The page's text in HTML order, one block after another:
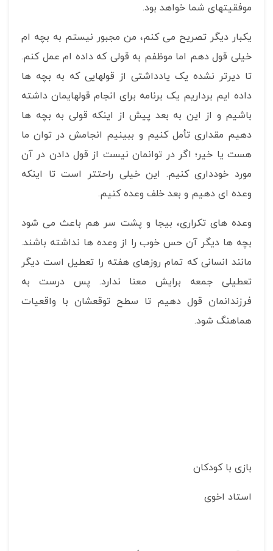
موفقیتهای شما خواهد بود.
یکبار دیگر تصریح می کنم، من مجبور نیستم به بچه ام
خیلی قول دهم اما موظفم به قولی که داده ام عمل کنم.
تا دیرتر نشده یک یادداشتی از قولهایی که به بچه ها
داده ایم برداریم یک برنامه برای انجام قولهایمان داشته
باشیم و از این به بعد پیش از اینکه قولی به بچه ها
دهیم مقداری تأمل کنیم و ببینیم انجامش در توان ما
هست یا خیر؛ اگر در توانمان نیست از قول دادن در آن
مورد خودداری کنیم. این خیلی راحتتر است تا اینکه
وعده ای دهیم و بعد خلف وعده کنیم.
وعده های تکراری، بیجا و پشت سر هم باعث می شود
بچه ها دیگر آن حس خوب را از وعده ها نداشته باشند.
مانند انسانی که تمام روزهای هفته را تعطیل است دیگر
تعطیلی جمعه برایش معنا ندارد. پس درست به
فرزندانمان قول دهیم تا سطح توقعشان با واقعیات
هماهنگ شود.
بازی با کودکان
استاد اخوی